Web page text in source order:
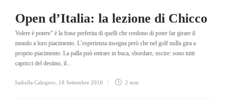
Open d’Italia: la lezione di Chicco
Volere è potere” è la frase preferita di quelli che credono di poter far girare il
mondo a loro piacimento. L’esperienza insegna però che nel golf nulla gira a
proprio piacimento. La palla può entrare in buca, sbordare, uscire: sono tutti
capricci del destino, il...
Isabella Calogero 18 Settembre 2016 2 min